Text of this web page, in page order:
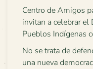
Centro de Amigos
invitan a celebrar el
Pueblos Indígenas
No se trata de
una nueva